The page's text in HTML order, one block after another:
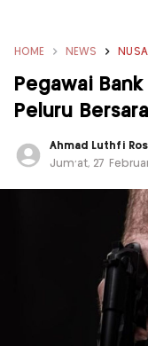
HOME NEWS
Pegawai
Peluru
Ahmad Luthfi
Jum'at, 27